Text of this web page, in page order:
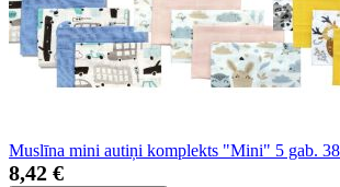
Muslīna mini autiņi komplekts "Mini" 5 gab.
8,42 €